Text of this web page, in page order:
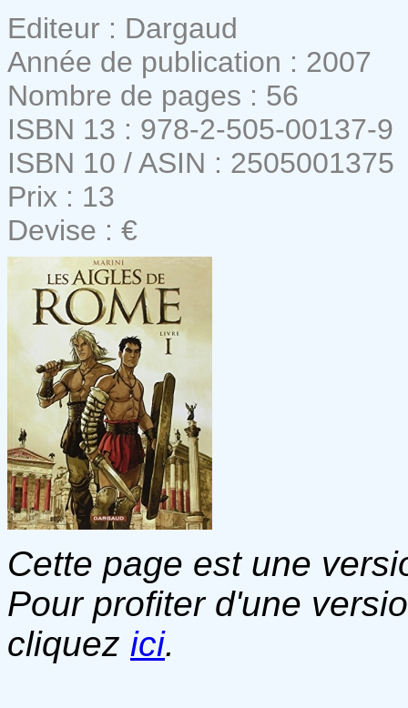
Editeur : Dargaud
Année de publication : 2007
Nombre de pages : 56
ISBN 13 : 978-2-505-00137-9
ISBN 10 / ASIN : 2505001375
Prix : 13
Devise : €
Cette page est une
Pour profiter d'une
cliquez ici.